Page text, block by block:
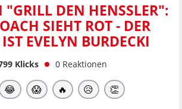
"GRILL DEN HENSSLER":
SIEHT ROT - DER
EVELYN BURDECKI
Klicks 0 Reaktionen
😂 😱 🔥 😥 👏